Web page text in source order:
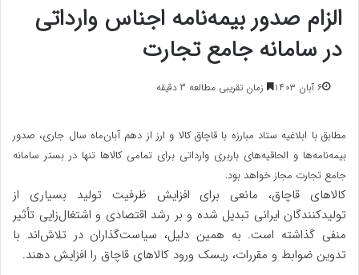
الزام صدور بیمه‌نامه اجناس وارداتی
در سامانه جامع تجارت
۶ آبان ۱۴۰۳ زمان تقریبی مطالعه 3 دقیقه
مطابق با ابلاغیه ستاد مبارزه با قاچاق کالا و ارز از دهم آبان‌ماه سال جاری، صدور
بیمه‌نامه‌ها و الحاقیه‌های باربری وارداتی برای تمامی کالاها تنها در بستر سامانه
جامع تجارت مجاز خواهد بود.
کالاهای قاچاق، مانعی برای افزایش ظرفیت تولید بسیاری از
تولیدکنندگان ایرانی تبدیل شده و بر رشد اقتصادی و اشتغال‌زایی تأثیر
منفی گذاشته است. به همین دلیل، سیاست‌گذاران در تلاش‌اند با
تدوین ضوابط و مقررات، ریسک ورود کالاهای قاچاق را افزایش دهند.